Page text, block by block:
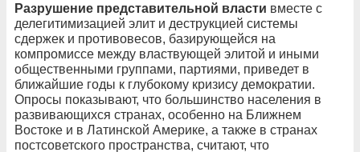
Разрушение представительной власти вместе с
делегитимизацией элит и деструкцией системы
сдержек и противовесов, базирующейся на
компромиссе между властвующей элитой и иными
общественными группами, партиями, приведет в
ближайшие годы к глубокому кризису демократии.
Опросы показывают, что большинство населения в
развивающихся странах, особенно на Ближнем
Востоке и в Латинской Америке, а также в странах
постсоветского пространства, считают, что